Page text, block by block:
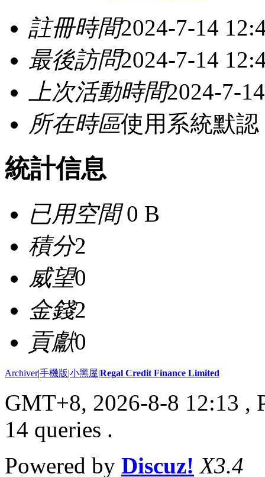
註冊時間2024-7-14
最後訪問2024-7-14
上次活動時間2024-7-
所在時區使用系統默認
統計信息
已用空間0 B
積分2
威望0
金錢2
貢獻0
Archiver|手機版|小黑屋|Regal Credit Finance Limited
GMT+8, 2026-8-8 12:13 ,
14 queries .
Powered by Discuz! X3.4